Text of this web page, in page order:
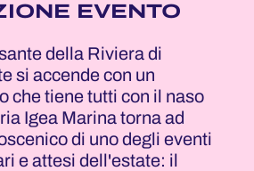
EVENTO
della Riviera di
si accende con un
che tiene tutti con il naso
Igea Marina torna ad
di uno degli eventi
e attesi dell'estate: il